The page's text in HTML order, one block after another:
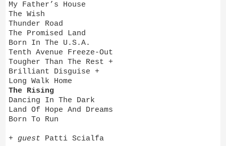
My Father’s House
The Wish
Thunder Road
The Promised Land
Born In The U.S.A.
Tenth Avenue Freeze-Out
Tougher Than The Rest +
Brilliant Disguise +
Long Walk Home
The Rising
Dancing In The Dark
Land Of Hope And Dreams
Born To Run
+ guest Patti Scialfa